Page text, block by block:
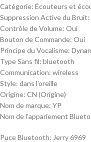
Catégorie: Écouteurs et
Suppression Active du Bruit:
Contrôle de Volume: Oui
Bouton de Commande: Oui
Principe du Vocalisme:
Type Sans fil: bluetooth
Communication: wireless
Style: dans l’oreille
Origine: CN (Origine)
Nom de marque: YP
Nom de l’appariement
Puce Bluetooth: Jerry 6969